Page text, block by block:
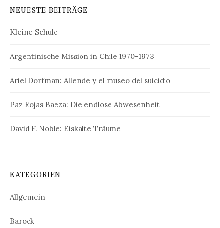
NEUESTE BEITRÄGE
Kleine Schule
Argentinische Mission in Chile 1970–1973
Ariel Dorfman: Allende y el museo del suicidio
Paz Rojas Baeza: Die endlose Abwesenheit
David F. Noble: Eiskalte Träume
KATEGORIEN
Allgemein
Barock